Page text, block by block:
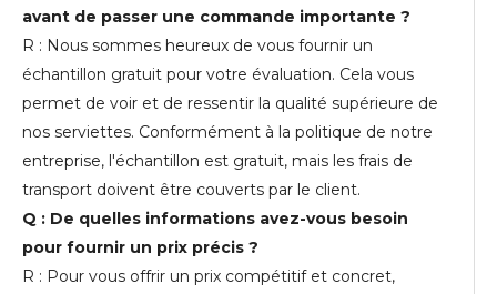
avant de passer une commande importante ?
R : Nous sommes heureux de vous fournir un
échantillon gratuit pour votre évaluation. Cela vous
permet de voir et de ressentir la qualité supérieure de
nos serviettes. Conformément à la politique de notre
entreprise, l'échantillon est gratuit, mais les frais de
transport doivent être couverts par le client.
Q : De quelles informations avez-vous besoin
pour fournir un prix précis ?
R : Pour vous offrir un prix compétitif et concret,